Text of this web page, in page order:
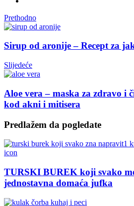
Prethodno
Sirup od aronije – Recept za
Slijedeće
Aloe vera – maska za zdravo i
kod akni i mitisera
Predlažem da pogledate
icon
TURSKI BUREK koji svako
jednostavna domaća jufka